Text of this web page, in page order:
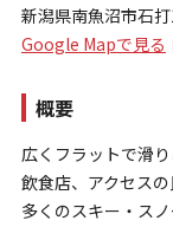
お問い合わせ
特定商取引法に基づ
新潟県南魚沼市石
Google Mapで見る
概要
広くフラットで滑
飲食店、アクセスの
多くのスキー・ス